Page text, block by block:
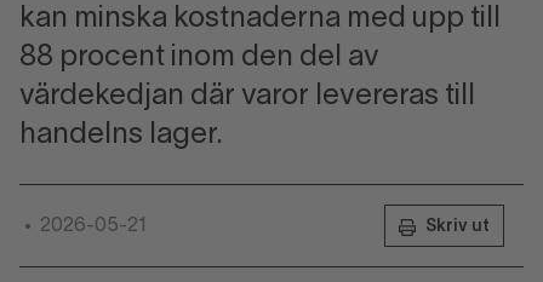
kan minska kostnaderna med upp till
88 procent inom den del av
värdekedjan där varor levereras till
handelns lager.
• 2026-05-21 Skriv ut